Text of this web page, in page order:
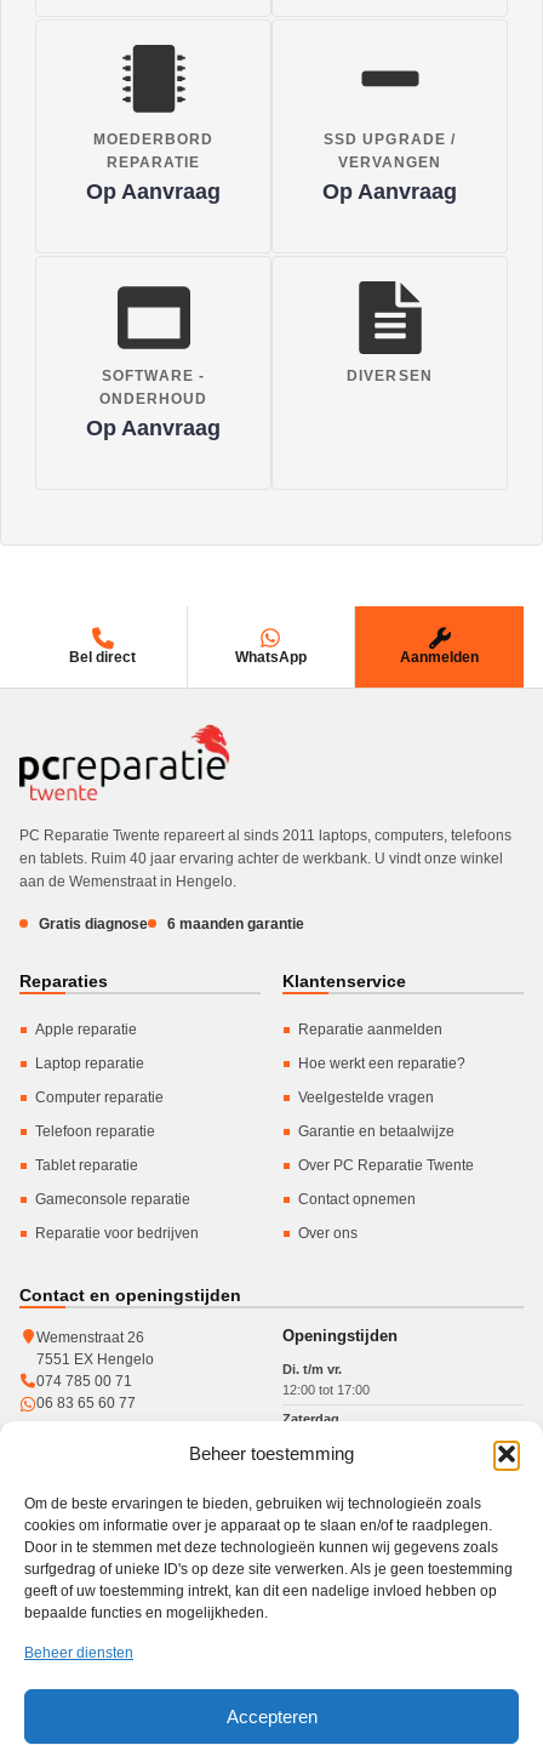
Beheer toestemming
Om de beste ervaringen te bieden, gebruiken wij technologieën zoals
cookies om informatie over je apparaat op te slaan en/of te raadplegen.
Door in te stemmen met deze technologieën kunnen wij gegevens zoals
surfgedrag of unieke ID's op deze site verwerken. Als je geen toestemming
geeft of uw toestemming intrekt, kan dit een nadelige invloed hebben op
bepaalde functies en mogelijkheden.
Beheer diensten
Accepteren
MOEDERBORD
REPARATIE
Op Aanvraag
SSD UPGRADE /
VERVANGEN
Op Aanvraag
SOFTWARE -
ONDERHOUD
Op Aanvraag
DIVERSEN
Bel direct WhatsApp Aanmelden
PC Reparatie Twente repareert al sinds 2011 laptops, computers, telefoons
en tablets. Ruim 40 jaar ervaring achter de werkbank. U vindt onze winkel
aan de Wemenstraat in Hengelo.
Gratis diagnose 6 maanden garantie
Reparaties
Apple reparatie
Laptop reparatie
Computer reparatie
Telefoon reparatie
Tablet reparatie
Gameconsole reparatie
Reparatie voor bedrijven
Klantenservice
Reparatie aanmelden
Hoe werkt een reparatie?
Veelgestelde vragen
Garantie en betaalwijze
Over PC Reparatie Twente
Contact opnemen
Over ons
Contact en openingstijden
Wemenstraat 26
7551 EX Hengelo
074 785 00 71
06 83 65 60 77
Openingstijden
Di. t/m vr.
12:00 tot 17:00
Zaterdag
Btw: NL005017071B31
Werkgebied
Winkel in Hengelo · gratis haal- en brengservice in heel Twente
Haal- en brengservice
PC Reparatie Twente is een onafhankelijke reparatiewinkel en niet verbonden aan de